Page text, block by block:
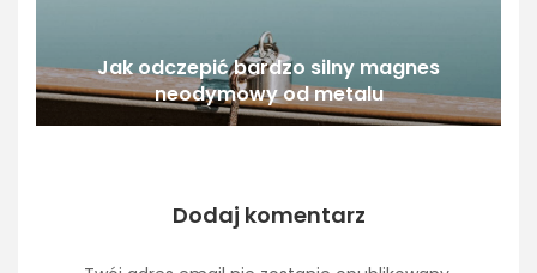
Jak odczepić bardzo silny magnes
neodymowy od metalu
Dodaj komentarz